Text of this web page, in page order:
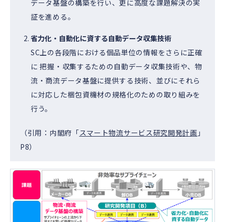
データ基盤の構築を行い、更に高度な課題解決の実
証を進める。
省力化・自動化に資する自動データ収集技術
SC上の各段階における個品単位の情報をさらに正確
に 把握・収集するための自動データ収集技術や、物
流・商流データ基盤に提供する技術、並びにそれら
に対応した梱包資機材の規格化のための取り組みを
行う。
（引用：内閣府「スマート物流サービス研究開発計画 」
P8）